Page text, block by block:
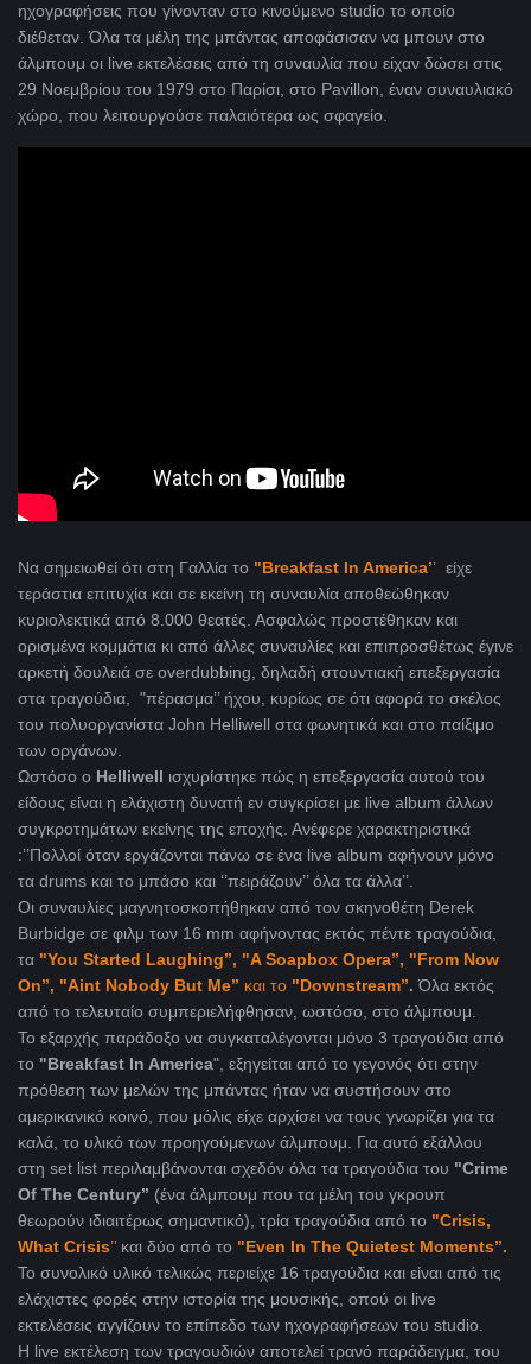
ηχογραφήσεις που γίνονταν στο κινούμενο studio το οποίο
διέθεταν. Όλα τα μέλη της μπάντας αποφάσισαν να μπουν στο
άλμπουμ οι live εκτελέσεις από τη συναυλία που είχαν δώσει στις
29 Νοεμβρίου του 1979 στο Παρίσι, στο Pavillon, έναν συναυλιακό
χώρο, που λειτουργούσε παλαιότερα ως σφαγείο.
Να σημειωθεί ότι στη Γαλλία το "Breakfast In America’’ είχε
τεράστια επιτυχία και σε εκείνη τη συναυλία αποθεώθηκαν
κυριολεκτικά από 8.000 θεατές. Ασφαλώς προστέθηκαν και
ορισμένα κομμάτια κι από άλλες συναυλίες και επιπροσθέτως έγινε
αρκετή δουλειά σε overdubbing, δηλαδή στουντιακή επεξεργασία
στα τραγούδια, "πέρασμα’’ ήχου, κυρίως σε ότι αφορά το σκέλος
του πολυοργανίστα John Helliwell στα φωνητικά και στο παίξιμο
των οργάνων.
Ωστόσο ο Helliwell ισχυρίστηκε πώς η επεξεργασία αυτού του
είδους είναι η ελάχιστη δυνατή εν συγκρίσει με live album άλλων
συγκροτημάτων εκείνης της εποχής. Ανέφερε χαρακτηριστικά
:’’Πολλοί όταν εργάζονται πάνω σε ένα live album αφήνουν μόνο
τα drums και το μπάσο και ‘’πειράζουν’’ όλα τα άλλα’’.
Οι συναυλίες μαγνητοσκοπήθηκαν από τον σκηνοθέτη Derek
Burbidge σε φιλμ των 16 mm αφήνοντας εκτός πέντε τραγούδια,
τα "You Started Laughing’’, "A Soapbox Opera’’, "From Now
On’’, "Aint Nobody But Me’’ και το "Downstream’’. Όλα εκτός
από το τελευταίο συμπεριελήφθησαν, ωστόσο, στο άλμπουμ.
To εξαρχής παράδοξο να συγκαταλέγονται μόνο 3 τραγούδια από
το "Breakfast In America", εξηγείται από το γεγονός ότι στην
πρόθεση των μελών της μπάντας ήταν να συστήσουν στο
αμερικανικό κοινό, που μόλις είχε αρχίσει να τους γνωρίζει για τα
καλά, το υλικό των προηγούμενων άλμπουμ. Για αυτό εξάλλου
στη set list περιλαμβάνονται σχεδόν όλα τα τραγούδια του "Crime
Of The Century’’ (ένα άλμπουμ που τα μέλη του γκρουπ
θεωρούν ιδιαιτέρως σημαντικό), τρία τραγούδια από το "Crisis,
What Crisis’’και δύο από το "Even In The Quietest Moments’’.
To συνολικό υλικό τελικώς περιείχε 16 τραγούδια και είναι από τις
ελάχιστες φορές στην ιστορία της μουσικής, οπού οι live
εκτελέσεις αγγίζουν το επίπεδο των ηχογραφήσεων του studio.
H live εκτέλεση των τραγουδιών αποτελεί τρανό παράδειγμα, του